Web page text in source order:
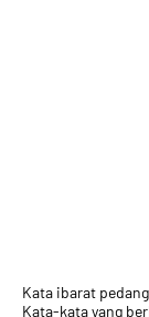
Kata ibarat
Kata-kata yang